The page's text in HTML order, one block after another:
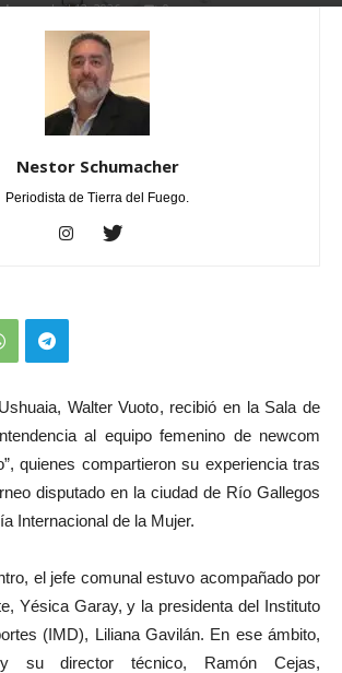
- abril 12, 2026 0
Nestor Schumacher
Periodista de Tierra del Fuego.
Walter Vuoto, recibió en la Sala de
al equipo femenino de newcom
quienes compartieron su experiencia tras
disputado en la ciudad de Río Gallegos
Internacional de la Mujer.
el jefe comunal estuvo acompañado por
Yésica Garay, y la presidenta del Instituto
(IMD), Liliana Gavilán. En ese ámbito,
su director técnico, Ramón Cejas,